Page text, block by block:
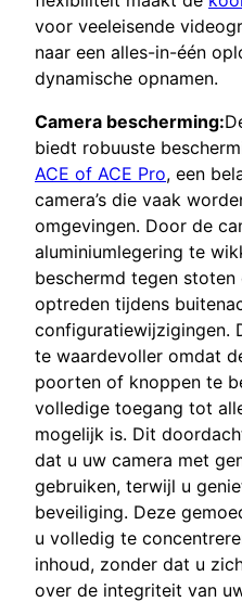
voor veeleisende
naar een alles-in-één
dynamische opnamen.
Camera bescherming:
biedt robuuste
ACE of ACE Pro, een
camera’s die vaak
omgevingen. Door de
aluminiumlegering te
beschermd tegen stoten
optreden tijdens
configuratiewijzigingen.
te waardevoller omdat
poorten of knoppen te
volledige toegang tot
mogelijk is. Dit
dat u uw camera met
gebruiken, terwijl u
beveiliging. Deze
u volledig te
inhoud, zonder dat u
over de integriteit van